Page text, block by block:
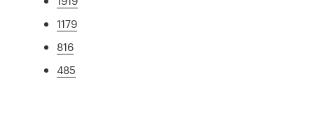
1179
816
485